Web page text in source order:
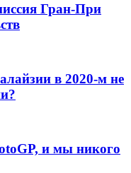
Гран-При
в 2020-м не
и мы никого